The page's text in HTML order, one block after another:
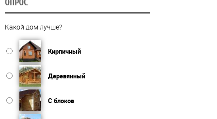
ОПРОС
Какой дом лучше?
Кирпичный
Деревянный
С блоков